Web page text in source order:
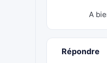
A
Répondre